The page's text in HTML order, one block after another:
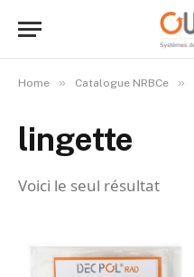
Home » Catalogue NRBCe »
lingette
Voici le seul résultat